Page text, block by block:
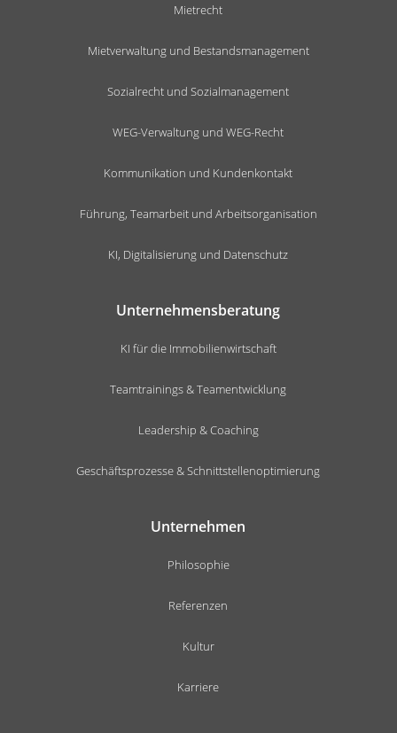
Mietrecht
Mietverwaltung und Bestandsmanagement
Sozialrecht und Sozialmanagement
WEG-Verwaltung und WEG-Recht
Kommunikation und Kundenkontakt
Führung, Teamarbeit und Arbeitsorganisation
KI, Digitalisierung und Datenschutz
Unternehmensberatung
KI für die Immobilienwirtschaft
Teamtrainings & Teamentwicklung
Leadership & Coaching
Geschäftsprozesse & Schnittstellenoptimierung
Unternehmen
Philosophie
Referenzen
Kultur
Karriere